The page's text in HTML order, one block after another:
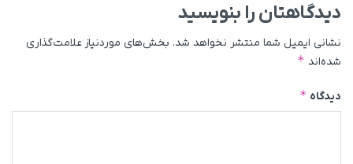
دیدگاهتان را بنویسید
نشانی ایمیل شما منتشر نخواهد شد. بخش‌های موردنیاز علامت‌گذاری
شده‌اند *
دیدگاه *